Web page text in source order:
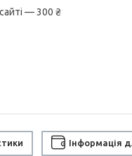
— 300 ₴
Інформація